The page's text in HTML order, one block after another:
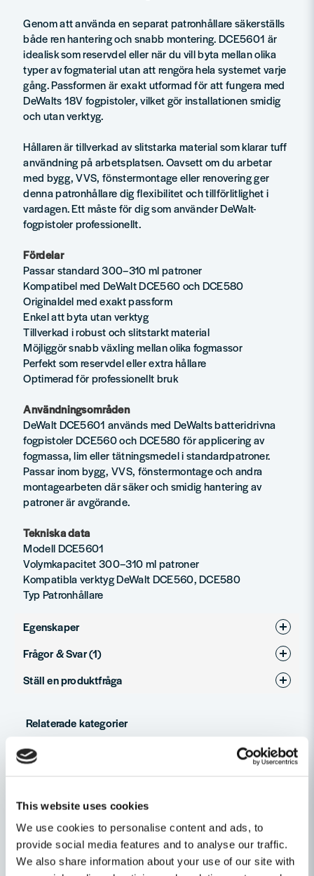
This website uses cookies
We use cookies to personalise content and ads, to
provide social media features and to analyse our traffic.
We also share information about your use of our site with
Genom att använda en separat patronhållare säkerställs
både ren hantering och snabb montering. DCE5601 är
idealisk som reservdel eller när du vill byta mellan olika
typer av fogmaterial utan att rengöra hela systemet varje
gång. Passformen är exakt utformad för att fungera med
DeWalts 18V fogpistoler, vilket gör installationen smidig
och utan verktyg.
Hållaren är tillverkad av slitstarka material som klarar tuff
användning på arbetsplatsen. Oavsett om du arbetar
med bygg, VVS, fönstermontage eller renovering ger
denna patronhållare dig flexibilitet och tillförlitlighet i
vardagen. Ett måste för dig som använder DeWalt-
fogpistoler professionellt.
Fördelar
Passar standard 300–310 ml patroner
Kompatibel med DeWalt DCE560 och DCE580
Originaldel med exakt passform
Enkel att byta utan verktyg
Tillverkad i robust och slitstarkt material
Möjliggör snabb växling mellan olika fogmassor
Perfekt som reservdel eller extra hållare
Optimerad för professionellt bruk
Användningsområden
DeWalt DCE5601 används med DeWalts batteridrivna
fogpistoler DCE560 och DCE580 för applicering av
fogmassa, lim eller tätningsmedel i standardpatroner.
Passar inom bygg, VVS, fönstermontage och andra
montagearbeten där säker och smidig hantering av
patroner är avgörande.
Tekniska data
Modell DCE5601
Volymkapacitet 300–310 ml patroner
Kompatibla verktyg DeWalt DCE560, DCE580
Typ Patronhållare
Egenskaper
Varumärke
Produkttyp
Frågor & Svar (1)
Hej
även till DeWalt fogspruta DCE580. Den är fullt kompatibel
och gör det möjligt att använda standardpatroner i
maskinen.
//toolab.se
Ställ en produktfråga
Fråga oss något om denna produkten...
email
Mejladress
Relaterade kategorier
Maskin, Laser & Handverktyg
Fogsprutor